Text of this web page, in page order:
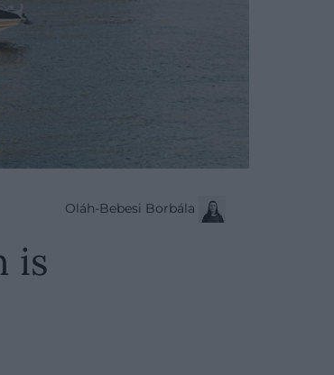
Oláh-Bebesi Borbála
is